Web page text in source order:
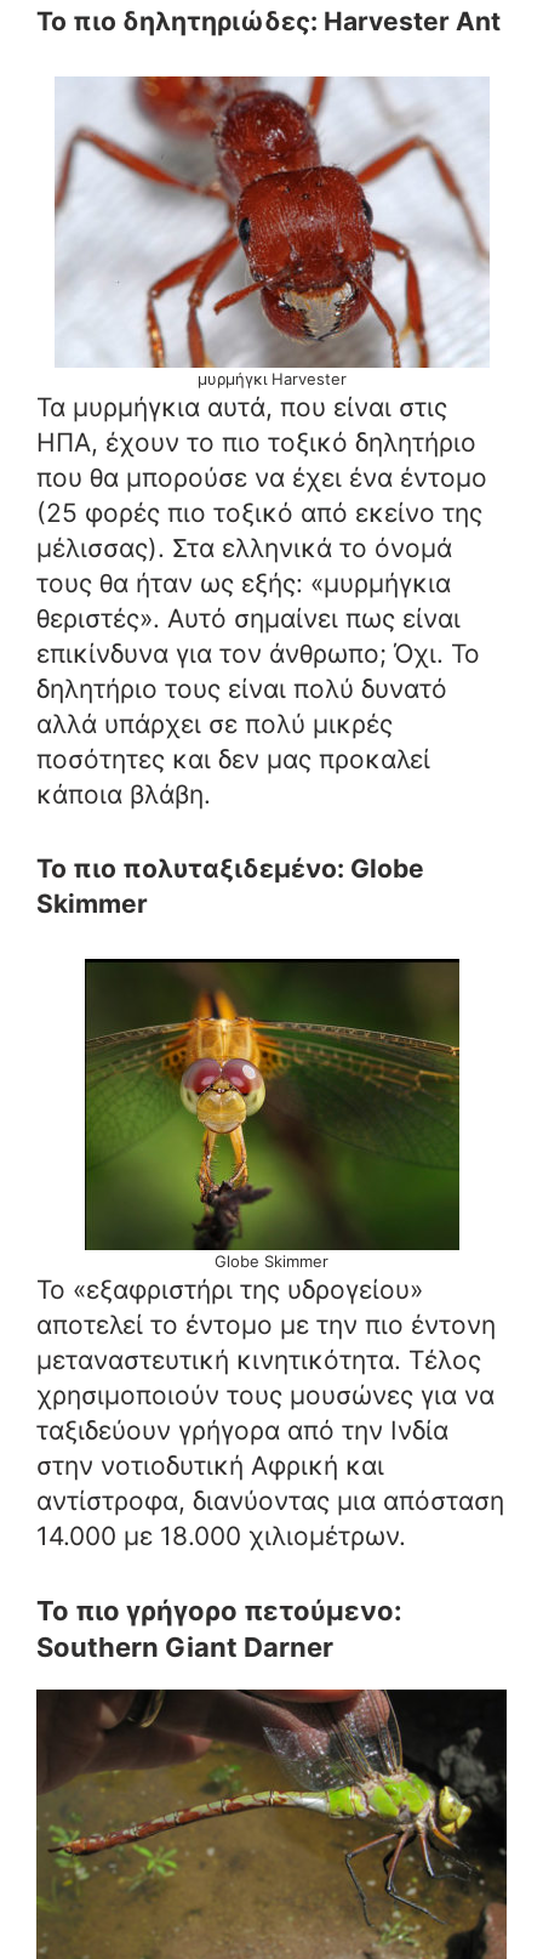
Το πιο δηλητηριώδες: Harvester Ant
μυρμήγκι Harvester
Τα μυρμήγκια αυτά, που είναι στις
ΗΠΑ, έχουν το πιο τοξικό δηλητήριο
που θα μπορούσε να έχει ένα έντομο
(25 φορές πιο τοξικό από εκείνο της
μέλισσας). Στα ελληνικά το όνομά
τους θα ήταν ως εξής: «μυρμήγκια
θεριστές». Αυτό σημαίνει πως είναι
επικίνδυνα για τον άνθρωπο; Όχι. Το
δηλητήριο τους είναι πολύ δυνατό
αλλά υπάρχει σε πολύ μικρές
ποσότητες και δεν μας προκαλεί
κάποια βλάβη.
Το πιο πολυταξιδεμένο: Globe
Skimmer
Globe Skimmer
Το «εξαφριστήρι της υδρογείου»
αποτελεί το έντομο με την πιο έντονη
μεταναστευτική κινητικότητα. Τέλος
χρησιμοποιούν τους μουσώνες για να
ταξιδεύουν γρήγορα από την Ινδία
στην νοτιοδυτική Αφρική και
αντίστροφα, διανύοντας μια απόσταση
14.000 με 18.000 χιλιομέτρων.
Το πιο γρήγορο πετούμενο:
Southern Giant Darner